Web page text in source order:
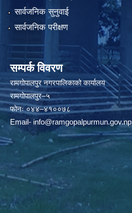
सार्वजनिक सुनुवाई
सार्वजनिक परीक्षण
सम्पर्क विवरण
रामगोपालपुर नगरपालिकाको कार्यालय
रामगोपालपुर–५
फोनः ०४४–४१००७८
Email- info@ramgopalpurmun.gov.np